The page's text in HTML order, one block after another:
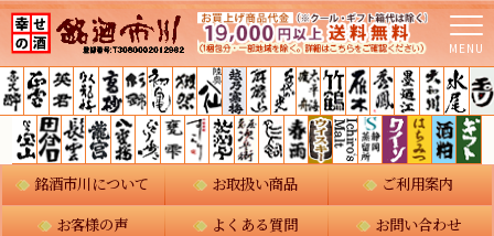
MENU
銘酒市川について お取扱い商品
ご利用案内
お客様の声
よくある質問 お問い合わせ